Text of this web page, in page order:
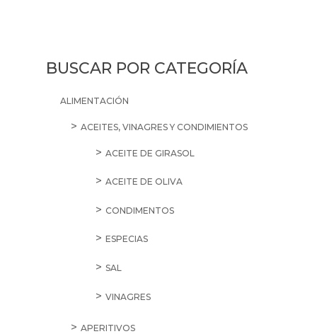
BUSCAR POR CATEGORÍA
ALIMENTACIÓN
ACEITES, VINAGRES Y CONDIMIENTOS
ACEITE DE GIRASOL
ACEITE DE OLIVA
CONDIMENTOS
ESPECIAS
SAL
VINAGRES
APERITIVOS